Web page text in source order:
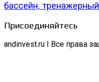
бассейн,
Присоединяйтесь
andinvest.ru I Все права